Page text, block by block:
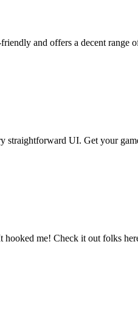
and offers a decent range
straightforward UI. Get your
hooked me! Check it out folks